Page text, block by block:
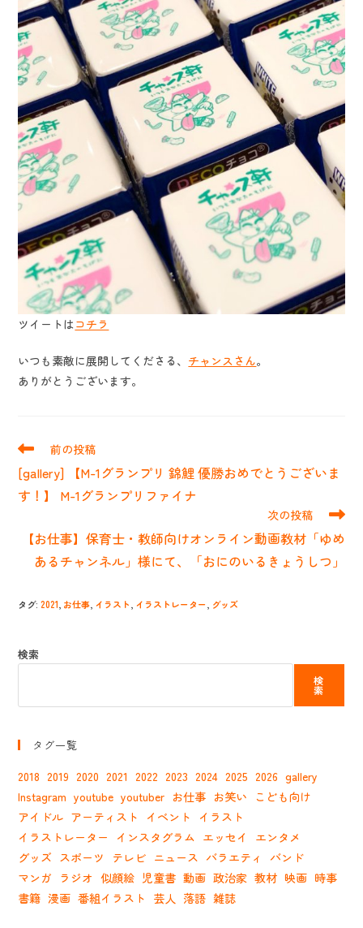
ツイートは コチラ
いつも素敵に展開してくださる、 チャンスさん。
ありがとうございます。
そ
他
の
前の投稿
[gallery] 【M-1グランプリ 錦鯉 優勝おめでとうございま
す！】 M-1グランプリファイナ
次の投稿
【お仕事】保育士・教師向けオンライン動画教材「ゆめ
あるチャンネル」様にて、「おにのいるきょうしつ」
タグ:2021, お仕事, イラスト, イラストレーター, グッズ
検索
検
索
タグ一覧
2018 2019 2020 2021 2022 2023 2024 2025 2026 gallery
Instagram youtube youtuber お仕事 お笑い こども向け
アイドル アーティスト イベント
イラスト
イラストレーター
インスタグラム エッセイ
エンタメ
グッズ スポーツ テレビ ニュース バラエティ
バンド
マンガ ラジオ 似顔絵 児童書 動画 政治家 教材 映画 時事
書籍 漫画 番組イラスト 芸人 落語 雑誌